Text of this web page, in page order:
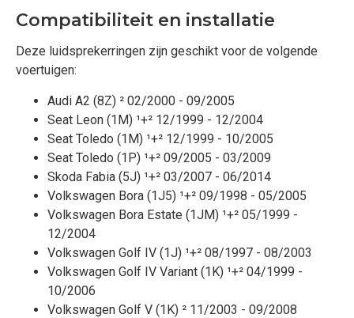
Compatibiliteit en installatie
Deze luidsprekerringen zijn geschikt voor de volgende
voertuigen:
Audi A2 (8Z) ² 02/2000 - 09/2005
Seat Leon (1M) ¹+² 12/1999 - 12/2004
Seat Toledo (1M) ¹+² 12/1999 - 10/2005
Seat Toledo (1P) ¹+² 09/2005 - 03/2009
Skoda Fabia (5J) ¹+² 03/2007 - 06/2014
Volkswagen Bora (1J5) ¹+² 09/1998 - 05/2005
Volkswagen Bora Estate (1JM) ¹+² 05/1999 -
12/2004
Volkswagen Golf IV (1J) ¹+² 08/1997 - 08/2003
Volkswagen Golf IV Variant (1K) ¹+² 04/1999 -
10/2006
Volkswagen Golf V (1K) ² 11/2003 - 09/2008